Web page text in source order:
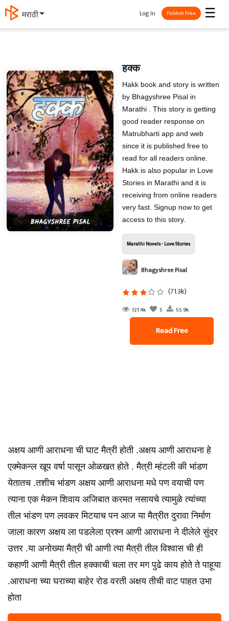
मराठी ☰
Log In Publish Free
हक्क
Hakk book and story is written
by Bhagyshree Pisal in
Marathi . This story is getting
good reader response on
Matrubharti app and web
since it is published free to
read for all readers online.
Hakk is also popular in Love
Stories in Marathi and it is
receiving from online readers
very fast. Signup now to get
access to this story.
Marathi Novels - Love Stories
Bhagyshree Pisal
(71.3k)
121.4k 5 55.9k
Read Free
अक्षय आणी आराधना ची घाट मैत्री होती .अक्षय आणी आराधना हे
एक्मेकन्ल खूप वर्षा पासून ओळखत होते . मैत्री म्हंटली की भांडण
येतातच .तशीच भांडण अक्षय आणी आराधना मधे पण वयाची पण
त्याना एक मेकन शिवाय अजिबात करमत नसायचे त्यामुळे त्यांच्या
तील भांडण पण लवकर मिटयाच पन आज या मैत्रीत दुरावा निर्माण
जाला कारण अक्षय ला पडलेला प्रश्न आणी आराधना ने दीलेले सुंदर
उत्तर .या अनोख्या मैत्री ची आणी त्या मैत्री तील विश्वास ची ही
कहाणी आणी मैत्री तील हक्काची चला तर मग पुढे काय होते ते पाहूया
.आराधना च्या घराच्या बाहेर रोड वरती अक्षय तीची वाट पाहत उभा
होता